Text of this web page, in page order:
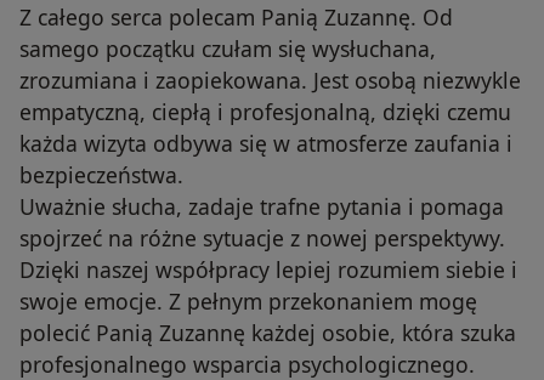
Z całego serca polecam Panią Zuzannę. Od
samego początku czułam się wysłuchana,
zrozumiana i zaopiekowana. Jest osobą niezwykle
empatyczną, ciepłą i profesjonalną, dzięki czemu
każda wizyta odbywa się w atmosferze zaufania i
bezpieczeństwa.
Uważnie słucha, zadaje trafne pytania i pomaga
spojrzeć na różne sytuacje z nowej perspektywy.
Dzięki naszej współpracy lepiej rozumiem siebie i
swoje emocje. Z pełnym przekonaniem mogę
polecić Panią Zuzannę każdej osobie, która szuka
profesjonalnego wsparcia psychologicznego.